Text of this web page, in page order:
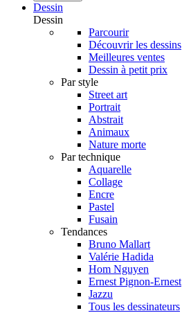
Dessin
Dessin
Parcourir
Découvrir les dessins
Meilleures ventes
Dessin à petit prix
Par style
Street art
Portrait
Abstrait
Animaux
Nature morte
Par technique
Aquarelle
Collage
Encre
Pastel
Fusain
Tendances
Bruno Mallart
Valérie Hadida
Hom Nguyen
Ernest Pignon-Ernest
Jazzu
Tous les dessinateurs